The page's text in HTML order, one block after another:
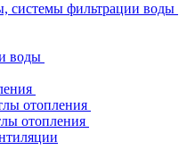
системы фильтрации воды
воды
отопления
отопления